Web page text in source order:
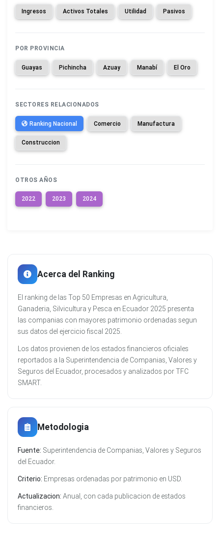
Ingresos Activos Totales Utilidad Pasivos
POR PROVINCIA
Guayas Pichincha Azuay Manabí El Oro
SECTORES RELACIONADOS
Ranking Nacional Comercio Manufactura
Construccion
OTROS AÑOS
2022 2023 2024
Acerca del Ranking
El ranking de las Top 50 Empresas en Agricultura,
Ganaderia, Silvicultura y Pesca en Ecuador 2025 presenta
las companias con mayores patrimonio ordenadas segun
sus datos del ejercicio fiscal 2025.
Los datos provienen de los estados financieros oficiales
reportados a la Superintendencia de Companias, Valores y
Seguros del Ecuador, procesados y analizados por TFC
SMART.
Metodologia
Fuente: Superintendencia de Companias, Valores y Seguros
del Ecuador.
Criterio: Empresas ordenadas por patrimonio en USD.
Actualizacion: Anual, con cada publicacion de estados
financieros.